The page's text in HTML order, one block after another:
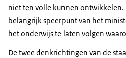
niet ten volle kunnen ontwikkelen.
belangrijk speerpunt van het
het onderwijs te laten volgen
De twee denkrichtingen van de